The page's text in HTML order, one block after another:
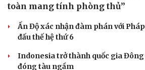
Văn hóa
Giải trí
toàn mang tính phòng thủ”
Ấn Độ xác nhận đàm phán với
đấu thế hệ thứ 6
Indonesia trở thành quốc gia Đông
đóng tàu ngầm